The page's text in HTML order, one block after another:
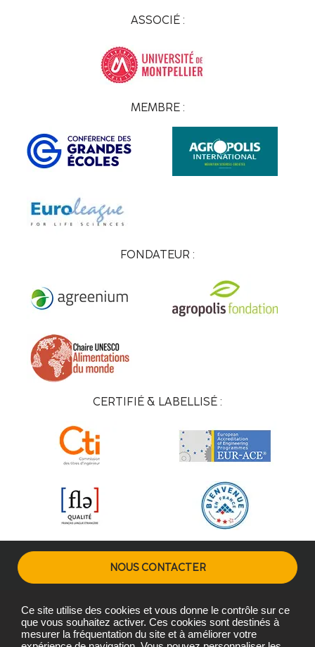
ASSOCIÉ :
MEMBRE :
FONDATEUR :
CERTIFIÉ & LABELLISÉ :
NOUS CONTACTER
Plans d'accès Mentions légales Gestion des cookies
Ce site utilise des cookies et vous donne le contrôle sur ce
que vous souhaitez activer. Ces cookies sont destinés à
mesurer la fréquentation du site et à améliorer votre